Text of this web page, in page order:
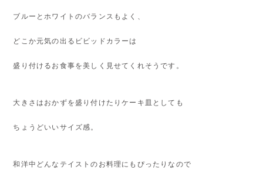
ブルーとホワイトのバランスもよく、
どこか元気の出るビビッドカラーは
盛り付けるお食事を美しく見せてくれそうです。
大きさはおかずを盛り付けたりケーキ皿としても
ちょうどいいサイズ感。
和洋中どんなテイストのお料理にもぴったりなので